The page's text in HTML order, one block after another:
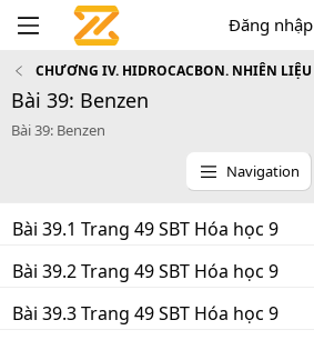
Đăng nhập
CHƯƠNG IV. HIDROCACBON. NHIÊN LIỆU
Bài 39: Benzen
Bài 39: Benzen
Navigation
Bài 39.1 Trang 49 SBT Hóa học 9
Bài 39.2 Trang 49 SBT Hóa học 9
Bài 39.3 Trang 49 SBT Hóa học 9